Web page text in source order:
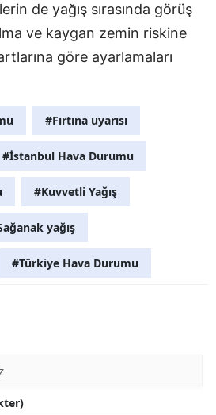
de yağış sırasında görüş
ve kaygan zemin riskine
göre ayarlamaları
#Fırtına uyarısı
#İstanbul Hava Durumu
#Kuvvetli Yağış
yağış
#Türkiye Hava Durumu